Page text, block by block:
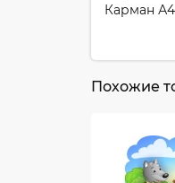
Карман
Похожие